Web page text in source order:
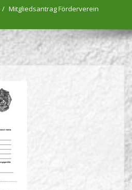
Mitgliedsantrag Förderverein